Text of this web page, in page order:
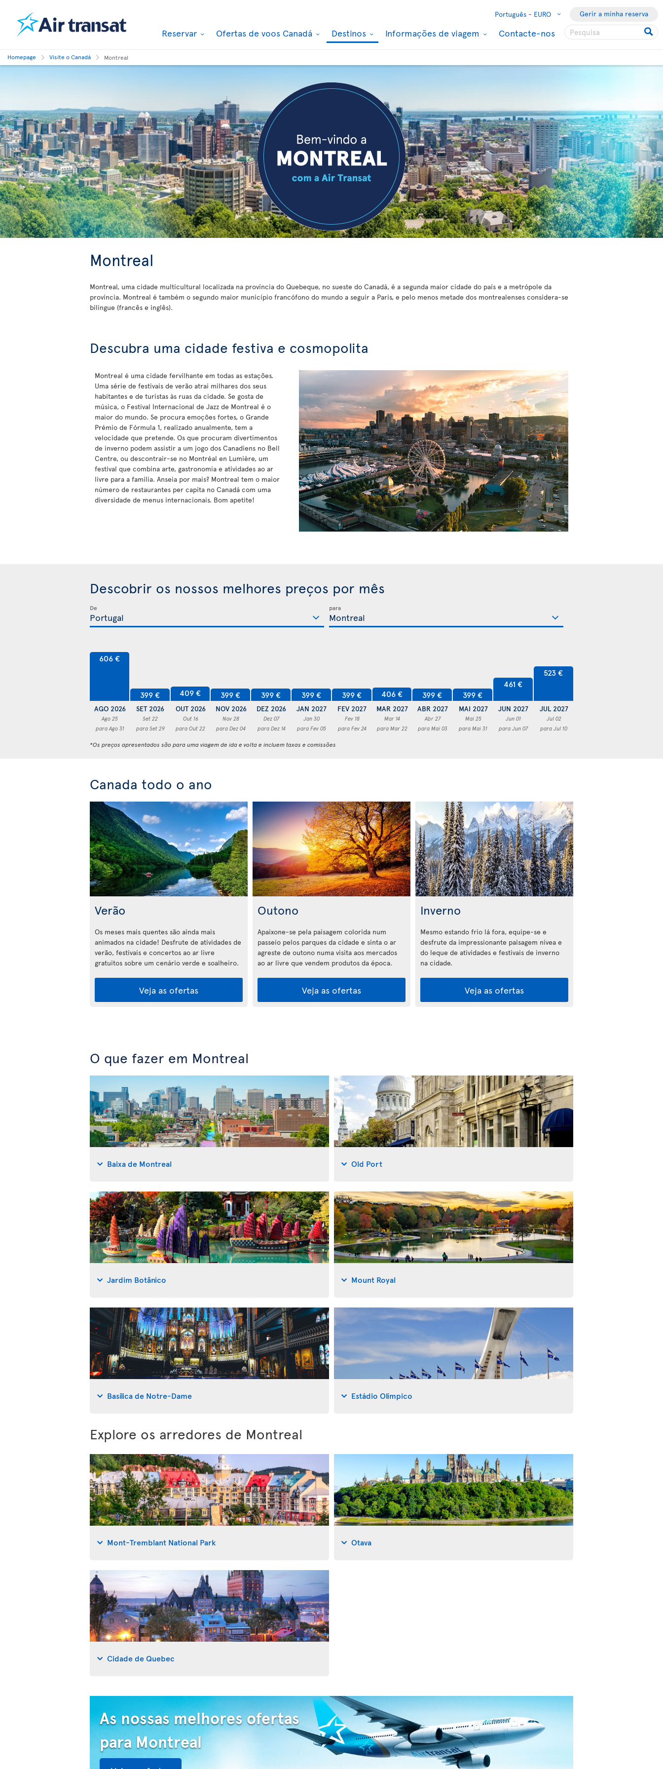
Português - EURO Gerir a minha reserva
Reservar Ofertas de voos Canadá Destinos Informações de viagem Contacte-nos
Homepage Visite o Canadá Montreal
Montreal
Montreal, uma cidade multicultural localizada na província do Quebeque, no sueste do Canadá, é a segunda maior cidade do país e a metrópole da
província. Montreal é também o segundo maior município francófono do mundo a seguir a Paris, e pelo menos metade dos montrealenses considera-se
bilingue (francês e inglês).
Descubra uma cidade festiva e cosmopolita
Montreal é uma cidade fervilhante em todas as estações.
Uma série de festivais de verão atrai milhares dos seus
habitantes e de turistas às ruas da cidade. Se gosta de
música, o Festival Internacional de Jazz de Montreal é o
maior do mundo. Se procura emoções fortes, o Grande
Prémio de Fórmula 1, realizado anualmente, tem a
velocidade que pretende. Os que procuram divertimentos
de inverno podem assistir a um jogo dos Canadiens no Bell
Centre, ou descontrair-se no Montréal en Lumière, um
festival que combina arte, gastronomia e atividades ao ar
livre para a família. Anseia por mais? Montreal tem o maior
número de restaurantes per capita no Canadá com uma
diversidade de menus internacionais. Bom apetite!
Descobrir os nossos melhores preços por mês
De para
606 €
AGO 2026
Ago 25
para Ago 31
399 €
SET 2026
Set 22
para Set 29
409 €
OUT 2026
Out 16
para Out 22
399 €
NOV 2026
Nov 28
para Dez 04
399 €
DEZ 2026
Dez 07
para Dez 14
399 €
JAN 2027
Jan 30
para Fev 05
399 €
FEV 2027
Fev 18
para Fev 24
406 €
MAR 2027
Mar 14
para Mar 22
399 €
ABR 2027
Abr 27
para Mai 03
399 €
MAI 2027
Mai 25
para Mai 31
461 €
JUN 2027
Jun 01
para Jun 07
523 €
JUL 2027
Jul 02
para Jul 10
*Os preços apresentados são para uma viagem de ida e volta e incluem taxas e comissões
Canada todo o ano
Verão
Os meses mais quentes são ainda mais
animados na cidade! Desfrute de atividades de
verão, festivais e concertos ao ar livre
gratuitos sobre um cenário verde e soalheiro.
Veja as ofertas
Outono
Apaixone-se pela paisagem colorida num
passeio pelos parques da cidade e sinta o ar
agreste de outono numa visita aos mercados
ao ar livre que vendem produtos da época.
Veja as ofertas
Inverno
Mesmo estando frio lá fora, equipe-se e
desfrute da impressionante paisagem nívea e
do leque de atividades e festivais de inverno
na cidade.
Veja as ofertas
O que fazer em Montreal
Baixa de Montreal Old Port
Jardim Botânico Mount Royal
Basílica de Notre-Dame Estádio Olímpico
Explore os arredores de Montreal
Mont-Tremblant National Park Otava
Cidade de Quebec
As nossas melhores ofertas
para Montreal